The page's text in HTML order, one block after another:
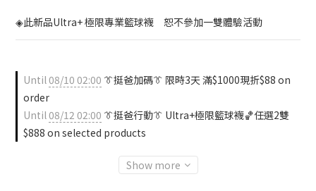
◈此新品Ultra+ 極限專業籃球襪　恕不參加一雙體驗活動
Until08/10 02:00 👔挺爸加碼👔 限時3天 滿$1000現折$88 on
order
Until08/12 02:00 👔挺爸行動👔 Ultra+極限籃球襪🏀任選2雙
$888 on selected products
Show more